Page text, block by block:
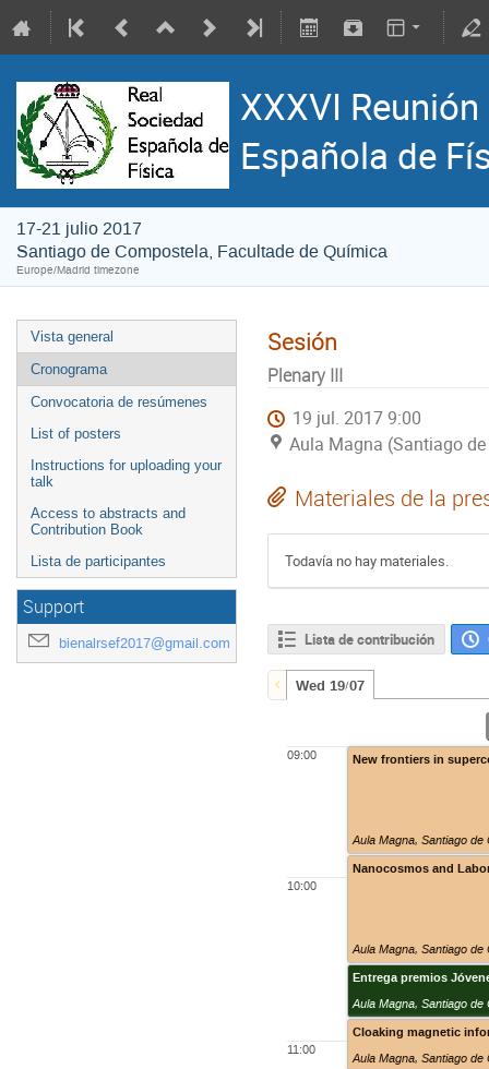
XXXVI
Española de
17-21 julio 2017
Santiago de Compostela, Facultade de Química
Europe/Madrid timezone
Vista general
Cronograma
Convocatoria de resúmenes
List of posters
Instructions for uploading your
talk
Access to abstracts and
Contribution Book
Lista de participantes
Support
bienalrsef2017@gmail.com
Sesión
Plenary III
19 jul. 2017 9:00
Aula Magna (Santiago
Materiales de la
Todavía no hay materiales.
Lista de contribución
Wed 19/07
09:00
10:00
11:00
New frontiers in
Aula Magna,Santiago de
Nanocosmos and
Aula Magna,Santiago de
Entrega premios
Aula Magna,Santiago de
Cloaking magnetic
Aula Magna,Santiago de